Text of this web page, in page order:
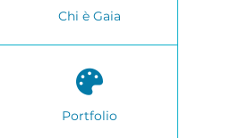
Chi è Gaia
Portfolio